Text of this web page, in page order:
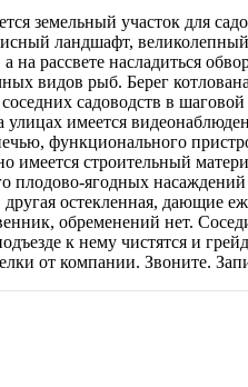
земельный участок для
ландшафт,
а на рассвете насладиться
видов рыб. Берег
садоводств в
улицах имеется
функционального
имеется строительный
плодово-ягодных
остекленная, дающие
обременений нет.
к нему чистятся и
от компании. Звоните.